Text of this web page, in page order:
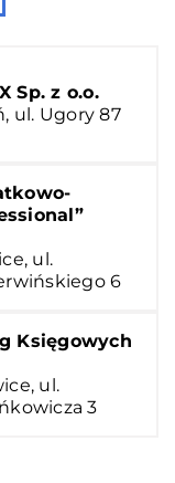
Sp. z o.o.
ul. Ugory 87
ul.
6
Księgowych
ul.
3